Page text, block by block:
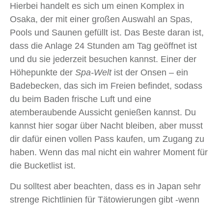
Hierbei handelt es sich um einen Komplex in
Osaka, der mit einer großen Auswahl an Spas,
Pools und Saunen gefüllt ist. Das Beste daran ist,
dass die Anlage 24 Stunden am Tag geöffnet ist
und du sie jederzeit besuchen kannst. Einer der
Höhepunkte der Spa-Weltist der Onsen – ein
Badebecken, das sich im Freien befindet, sodass
du beim Baden frische Luft und eine
atemberaubende Aussicht genießen kannst. Du
kannst hier sogar über Nacht bleiben, aber musst
dir dafür einen vollen Pass kaufen, um Zugang zu
haben. Wenn das mal nicht ein wahrer Moment für
die Bucketlist ist.
Du solltest aber beachten, dass es in Japan sehr
strenge Richtlinien für Tätowierungen gibt -wenn